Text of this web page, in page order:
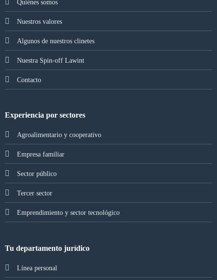
Quiénes somos
Nuestros valores
Algunos de nuestros clinetes
Nuestra Spin-off Lawint
Contacto
Experiencia por sectores
Agroalimentario y cooperativo
Empresa familiar
Sector público
Tercer sector
Emprendimiento y sector tecnológico
Tu departamento jurídico
Línea personal